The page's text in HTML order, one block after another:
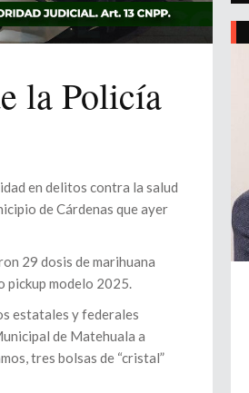
la Policía
en delitos contra la salud
de Cárdenas que ayer
29 dosis de marihuana
pickup modelo 2025.
estatales y federales
de Matehuala a
tres bolsas de “cristal”